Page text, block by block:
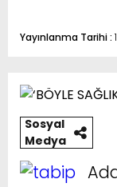
Yayınlanma Tarihi :
Sosyal
Medya